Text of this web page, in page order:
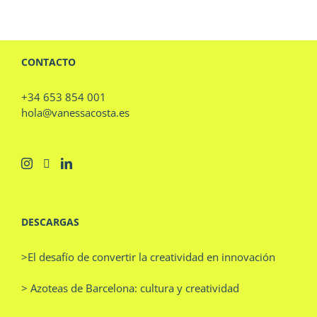
CONTACTO
+34 653 854 001
hola@vanessacosta.es
DESCARGAS
>El desafío de convertir la creatividad en innovación
> Azoteas de Barcelona: cultura y creatividad